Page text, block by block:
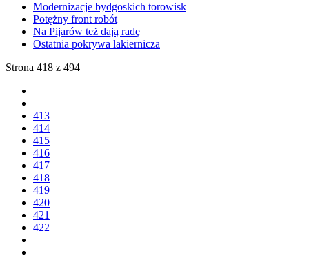
Modernizacje bydgoskich torowisk
Potężny front robót
Na Pijarów też dają radę
Ostatnia pokrywa lakiernicza
Strona 418 z 494
413
414
415
416
417
418
419
420
421
422